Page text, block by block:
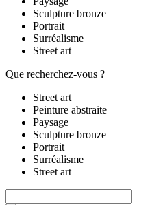
Sculpture bronze
Portrait
Surréalisme
Street art
Que recherchez-vous ?
Street art
Peinture abstraite
Paysage
Sculpture bronze
Portrait
Surréalisme
Street art